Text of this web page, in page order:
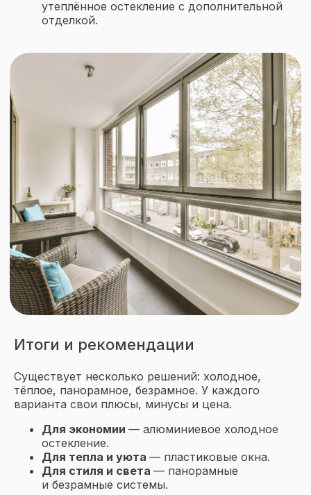
утеплённое остекление с дополнительной
отделкой.
Итоги и рекомендации
Существует несколько решений: холодное,
тёплое, панорамное, безрамное. У каждого
варианта свои плюсы, минусы и цена.
Для экономии — алюминиевое холодное
остекление.
Для тепла и уюта — пластиковые окна.
Для стиля и света — панорамные
и безрамные системы.
Объекты остекления
О компании
Остекление веранд и террас
Остекление балконов и лоджий
Отделка балконов и лоджий
Вся представленная на сайте информация,
касающаяся оконных конструкций,
информационный характер и не является
публичной офертой, определяемой
положениями ст. 437 ГК РФ. Все цены,
указанные на этом сайте, носят
подробной информации просьба
обращаться к менеджерам отдела продаж
по телефону +7(3452) 53−03−73.
Опубликованная на этом сайте
информация может быть изменена
в любое время без предварительного
Чтобы рассчитать стоимость
остекления — напишите нам
Частые вопросы
Блог
Отзывы